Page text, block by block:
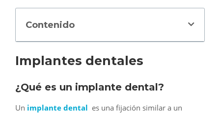
Contenido
Implantes dentales
¿Qué es un implante dental?
Un implante dental es una fijación similar a un